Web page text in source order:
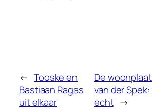
← Tooske en
Bastiaan Ragas
uit elkaar
De
van der
echt →